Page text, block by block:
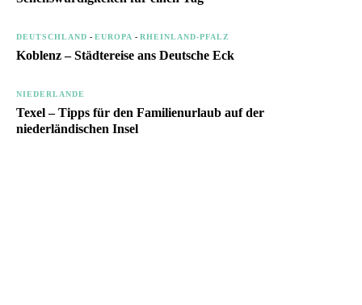
DEUTSCHLAND - EUROPA - RHEINLAND-PFALZ
Koblenz – Städtereise ans Deutsche Eck
NIEDERLANDE
Texel – Tipps für den Familienurlaub auf der
niederländischen Insel